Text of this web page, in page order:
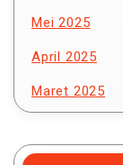
Mei 2025
April 2025
Maret 2025